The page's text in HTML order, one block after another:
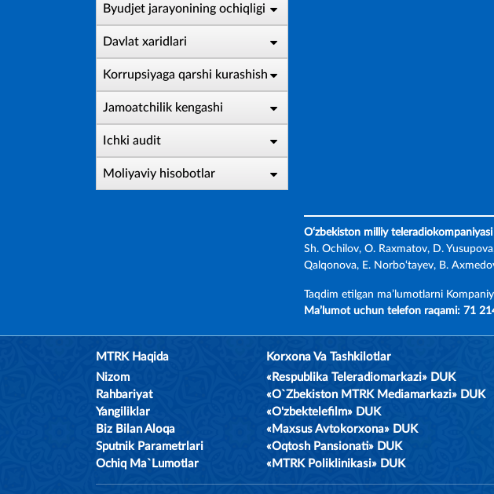
Byudjet jarayonining ochiqligi
Davlat xaridlari
Korrupsiyaga qarshi kurashish
Jamoatchilik kengashi
Ichki audit
Moliyaviy hisobotlar
O‘zbekiston milliy
Sh. Ochilov, O. Raxmatov, D.
Qalqonova, E. Norbo‘tayev, B.
Taqdim etilgan ma’lumotlarni
Ma’lumot uchun telefon raqami: 71
MTRK Haqida
Nizom
Rahbariyat
Yangiliklar
Biz Bilan Aloqa
Sputnik Parametrlari
Ochiq Ma`lumotlar
Korxona Va Tashkilotlar
«Respublika Teleradiomarkazi» DUK
«O`zbekiston MTRK Mediamarkazi» DUK
«O'zbektelefilm» DUK
«Maxsus Avtokorxona» DUK
«Oqtosh Pansionati» DUK
«MTRK Poliklinikasi» DUK